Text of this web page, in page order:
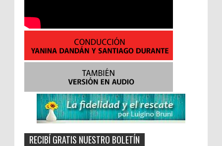
RECIBÍ GRATIS NUESTRO BOLETÍN